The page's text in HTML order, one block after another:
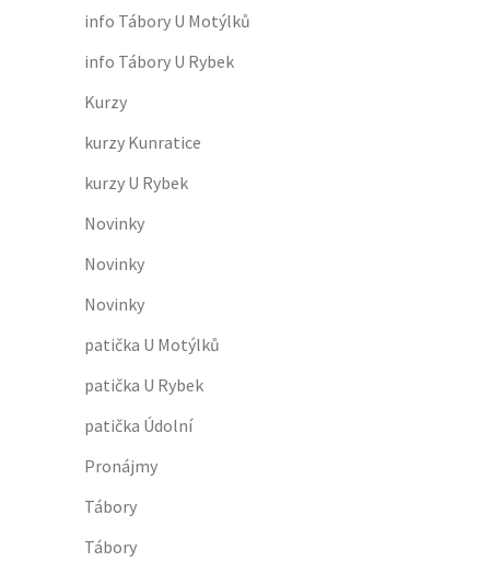
info Tábory U Motýlků
info Tábory U Rybek
Kurzy
kurzy Kunratice
kurzy U Rybek
Novinky
Novinky
Novinky
patička U Motýlků
patička U Rybek
patička Údolní
Pronájmy
Tábory
Tábory